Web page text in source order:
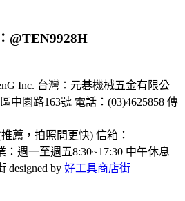
@TEN9928H
Inc. 台灣：元碁機械五金有限公
中園路163號 電話：(03)4625858 傳
薦，拍照問更快) 信箱：
：週一至週五8:30~17:30 中午休息
designed by 好工具商店街